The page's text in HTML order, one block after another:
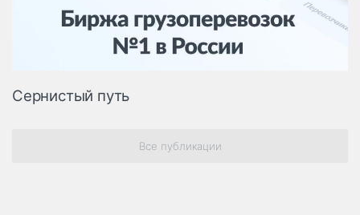
Негабаритные и
опасные грузы
Безопасность и
грузовые
Сернистый путь
Все публикации